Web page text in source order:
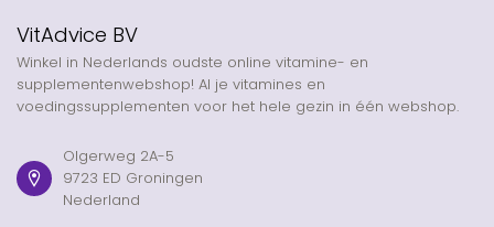
VitAdvice BV
Winkel in Nederlands oudste online vitamine- en
supplementenwebshop! Al je vitamines en
voedingssupplementen voor het hele gezin in één webshop.
Olgerweg 2A-5
9723 ED Groningen
Nederland